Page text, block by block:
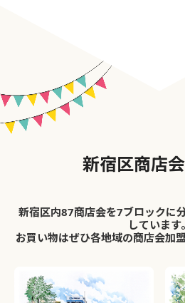
新宿区商店
新宿区内87商店会を7ブロックに
しています。
お買い物はぜひ各地域の商店会加